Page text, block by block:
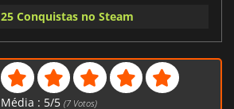
25 Conquistas no Steam
Média : 5/5 (7Votos)